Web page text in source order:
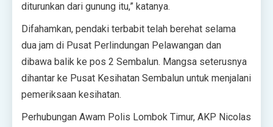
diturunkan dari gunung itu,” katanya.
Difahamkan, pendaki terbabit telah berehat selama
dua jam di Pusat Perlindungan Pelawangan dan
dibawa balik ke pos 2 Sembalun. Mangsa seterusnya
dihantar ke Pusat Kesihatan Sembalun untuk menjalani
pemeriksaan kesihatan.
Perhubungan Awam Polis Lombok Timur, AKP Nicolas